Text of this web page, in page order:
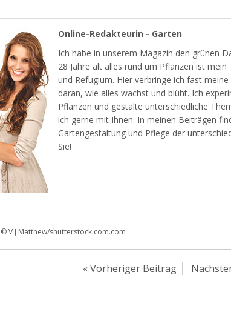
Online-Redakteurin - Garten
Ich habe in unserem Magazin den grünen
28 Jahre alt alles rund um Pflanzen ist
und Refugium. Hier verbringe ich fast
daran, wie alles wächst und blüht. Ich
Pflanzen und gestalte unterschiedliche
ich gerne mit Ihnen. In meinen Beiträgen
Gartengestaltung und Pflege der
Sie!
V J Matthew/shutterstock.com.com
«Vorheriger Beitrag